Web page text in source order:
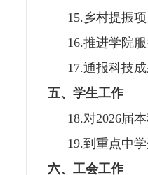
15.乡村提振
16.推进学院
17.通报科技
五、 学生工作
18.对2026届
19.到重点中
六、 工会工作